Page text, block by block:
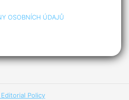
OSOBNÍCH ÚDAJŮ
Editorial Policy